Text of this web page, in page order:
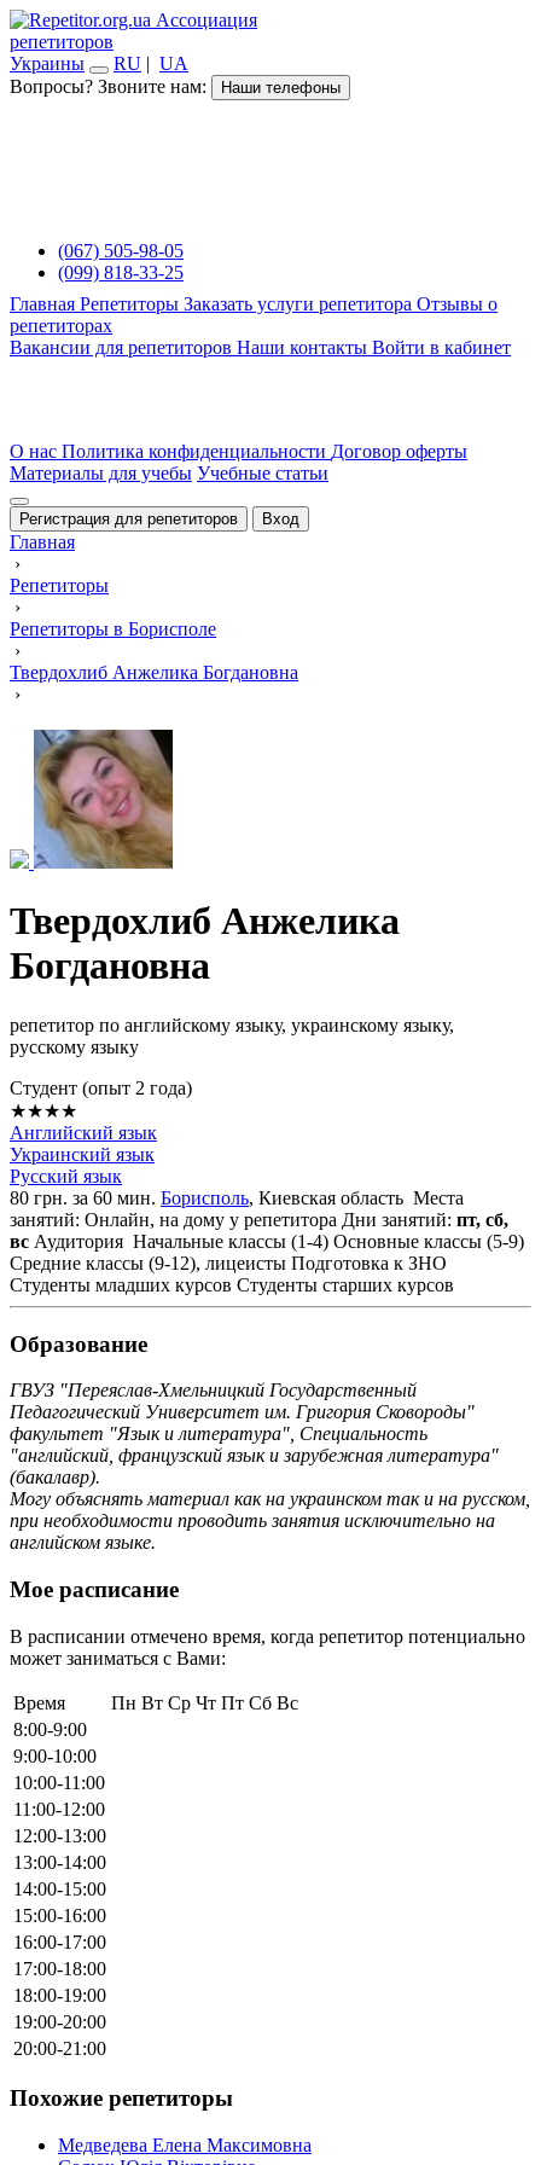
Ассоциация
репетиторов
Украины
RU | UA
Вопросы? Звоните нам:
Наши телефоны
(067) 505-98-05
(099) 818-33-25
Главная Репетиторы Заказать услуги репетитора Отзывы о
репетиторах
Вакансии для репетиторов Наши контакты Войти в кабинет
О нас Политика конфиденциальности Договор оферты
Материалы для учебы Учебные статьи
Регистрация для репетиторов Вход
Главная
›
Репетиторы
›
Репетиторы в Борисполе
›
Твердохлиб Анжелика Богдановна
›
Твердохлиб Анжелика
Богдановна
репетитор по английскому языку, украинскому языку,
русскому языку
Cтудент (опыт 2 года)
★★★★
Английский язык
Украинский язык
Русский язык
80 грн. за 60 мин. Борисполь, Киевская область Места
занятий: Онлайн, на дому у репетитора Дни занятий: пт, сб,
вс Аудитория Начальные классы (1-4) Основные классы (5-9)
Средние классы (9-12), лицеисты Подготовка к ЗНО
Студенты младших курсов Студенты старших курсов
Образование
ГВУЗ "Переяслав-Хмельницкий Государственный
Педагогический Университет им. Григория Сковороды"
факультет "Язык и литература", Специальность
"английский, французский язык и зарубежная литература"
(бакалавр).
Могу объяснять материал как на украинском так и на русском,
при необходимости проводить занятия исключительно на
английском языке.
Мое расписание
В расписании отмечено время, когда репетитор потенциально
может заниматься с Вами:
Время Пн Вт Ср Чт Пт Сб Вс
8:00-9:00
9:00-10:00
10:00-11:00
11:00-12:00
12:00-13:00
13:00-14:00
14:00-15:00
15:00-16:00
16:00-17:00
17:00-18:00
18:00-19:00
19:00-20:00
20:00-21:00
Похожие репетиторы
Медведева Елена Максимовна